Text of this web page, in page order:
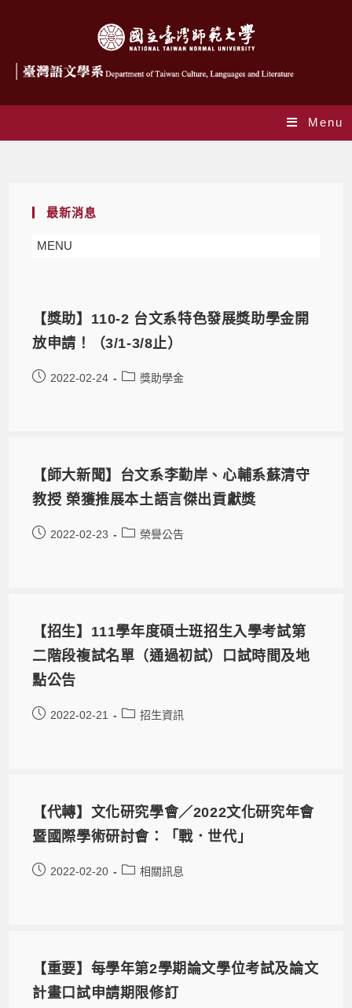
Menu
最新消息
MENU
【獎助】110-2 台文系特色發展獎助學金開
放申請！（3/1-3/8止）
2022-02-24 獎助學金
【師大新聞】台文系李勤岸、心輔系蘇清守
教授 榮獲推展本土語言傑出貢獻獎
2022-02-23 榮譽公告
【招生】111學年度碩士班招生入學考試第
二階段複試名單（通過初試）口試時間及地
點公告
2022-02-21 招生資訊
【代轉】文化研究學會／2022文化研究年會
暨國際學術研討會：「戰．世代」
2022-02-20 相關訊息
【重要】每學年第2學期論文學位考試及論文
計畫口試申請期限修訂